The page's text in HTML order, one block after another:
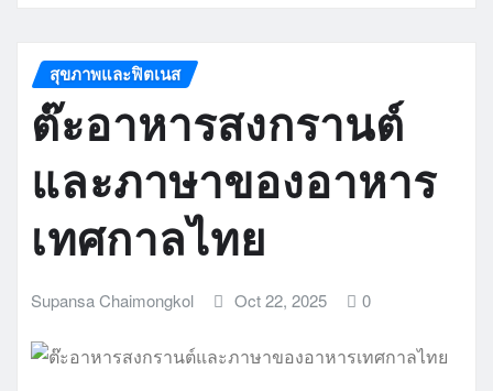
สุขภาพและฟิตเนส
ต๊ะอาหารสงกรานต์
และภาษาของอาหาร
เทศกาลไทย
Supansa Chaimongkol Oct 22, 2025 0